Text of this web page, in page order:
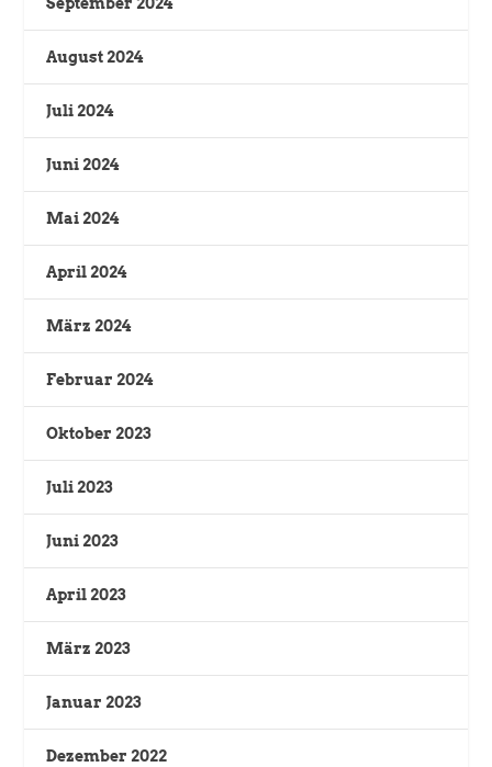
September 2024
August 2024
Juli 2024
Juni 2024
Mai 2024
April 2024
März 2024
Februar 2024
Oktober 2023
Juli 2023
Juni 2023
April 2023
März 2023
Januar 2023
Dezember 2022